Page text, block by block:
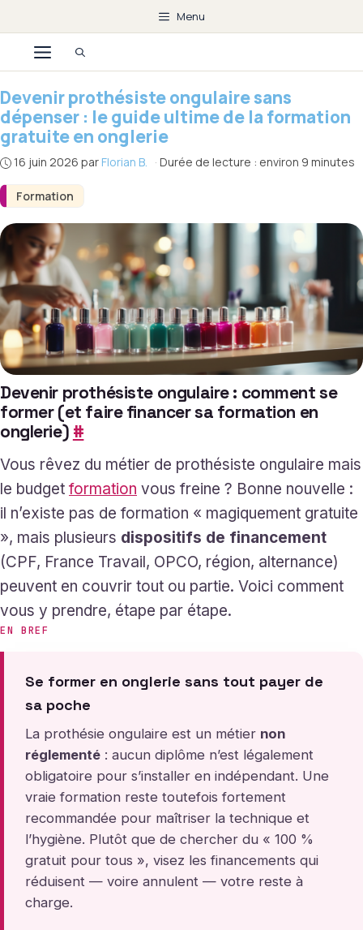
au
contenu
Menu
Menu
Formation
Devenir prothésiste ongulaire sans
dépenser : le guide ultime de la formation
gratuite en onglerie
16 juin 2026 par Florian B. · Durée de lecture : environ 9 minutes
Devenir prothésiste ongulaire : comment se
former (et faire financer sa formation en
onglerie) #
Vous rêvez du métier de prothésiste ongulaire mais
le budget formation vous freine ? Bonne nouvelle :
il n’existe pas de formation « magiquement gratuite
», mais plusieurs dispositifs de financement
(CPF, France Travail, OPCO, région, alternance)
peuvent en couvrir tout ou partie. Voici comment
vous y prendre, étape par étape.
EN BREF
Se former en onglerie sans tout payer de
sa poche
La prothésie ongulaire est un métier non
réglementé : aucun diplôme n’est légalement
obligatoire pour s’installer en indépendant. Une
vraie formation reste toutefois fortement
recommandée pour maîtriser la technique et
l’hygiène. Plutôt que de chercher du « 100 %
gratuit pour tous », visez les financements qui
réduisent — voire annulent — votre reste à
charge.